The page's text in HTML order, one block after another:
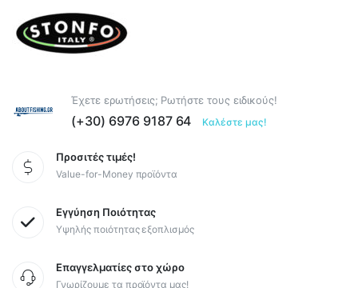
Έχετε ερωτήσεις; Ρωτήστε τους ειδικούς!
(+30) 6976 9187 64 Καλέστε μας!
Προσιτές τιμές!
Value-for-Money προϊόντα
Εγγύηση Ποιότητας
Υψηλής ποιότητας εξοπλισμός
Επαγγελματίες στο χώρο
Γνωρίζουμε τα προϊόντα μας!